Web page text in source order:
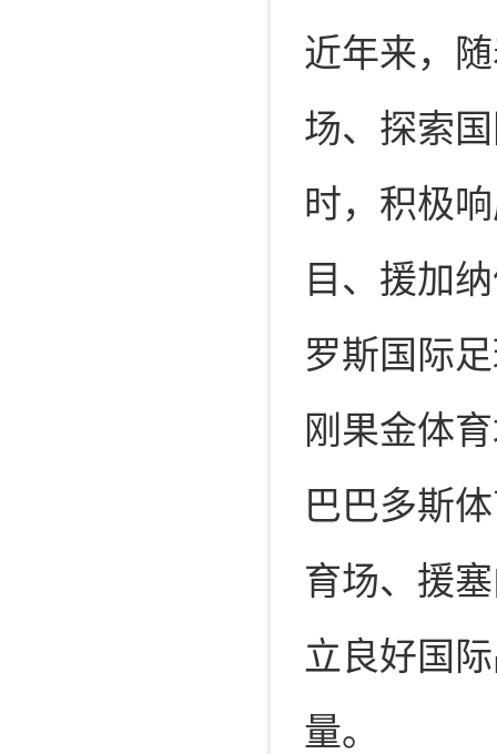
近年来，
场、探索
时，积极
目、援加
罗斯国际
刚果金体
巴巴多斯
育场、援
立良好国
量。